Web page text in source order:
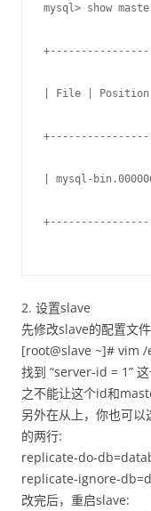
mysql> show
| File | Position |
| mysql-
2. 设置slave
先修改slave的配置文
[root@slave ~]# vim
找到 “server-id = 1”
之不能让这个id和
另外在从上，你也可
的两行:
replicate-do-
replicate-ignore-
改完后，重启slave: